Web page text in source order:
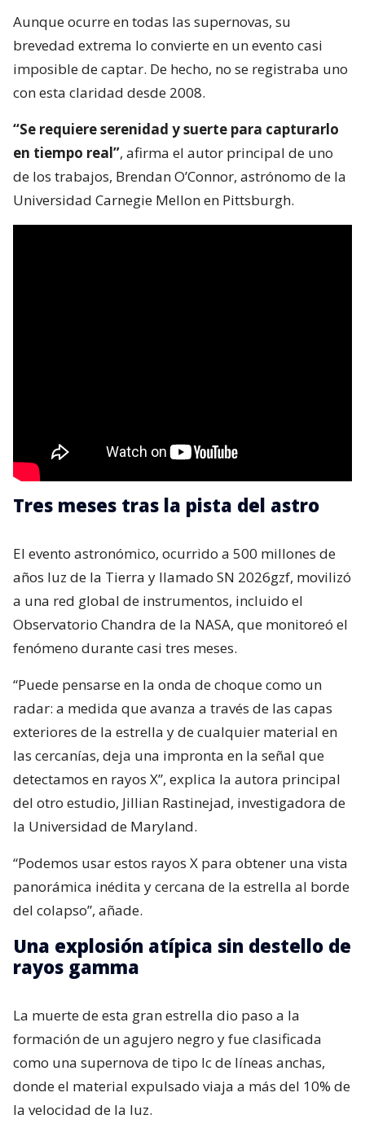
Aunque ocurre en todas las supernovas, su
brevedad extrema lo convierte en un evento casi
imposible de captar. De hecho, no se registraba uno
con esta claridad desde 2008.
“Se requiere serenidad y suerte para capturarlo
en tiempo real”, afirma el autor principal de uno
de los trabajos, Brendan O’Connor, astrónomo de la
Universidad Carnegie Mellon en Pittsburgh.
Tres meses tras la pista del astro
El evento astronómico, ocurrido a 500 millones de
años luz de la Tierra y llamado SN 2026gzf, movilizó
a una red global de instrumentos, incluido el
Observatorio Chandra de la NASA, que monitoreó el
fenómeno durante casi tres meses.
“Puede pensarse en la onda de choque como un
radar: a medida que avanza a través de las capas
exteriores de la estrella y de cualquier material en
las cercanías, deja una impronta en la señal que
detectamos en rayos X”, explica la autora principal
del otro estudio, Jillian Rastinejad, investigadora de
la Universidad de Maryland.
“Podemos usar estos rayos X para obtener una vista
panorámica inédita y cercana de la estrella al borde
del colapso”, añade.
Una explosión atípica sin destello de
rayos gamma
La muerte de esta gran estrella dio paso a la
formación de un agujero negro y fue clasificada
como una supernova de tipo Ic de líneas anchas,
donde el material expulsado viaja a más del 10% de
la velocidad de la luz.